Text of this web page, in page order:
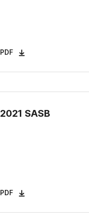
PDF
2021 SASB
PDF